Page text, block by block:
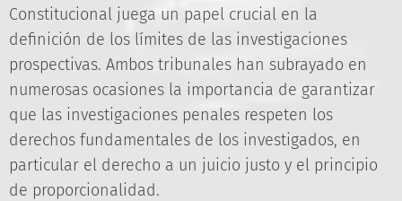
Constitucional juega un papel crucial en la
definición de los límites de las investigaciones
prospectivas. Ambos tribunales han subrayado en
numerosas ocasiones la importancia de garantizar
que las investigaciones penales respeten los
derechos fundamentales de los investigados, en
particular el derecho a un juicio justo y el principio
de proporcionalidad.